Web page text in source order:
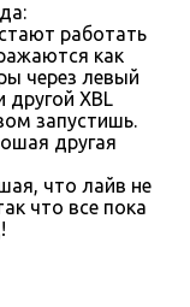
работать
как
через левый
другой XBL
запустишь.
другая
что лайв не
что все пока